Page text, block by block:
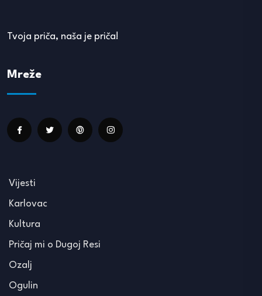
Tvoja priča, naša je priča!
Mreže
Vijesti
Karlovac
Kultura
Pričaj mi o Dugoj Resi
Ozalj
Ogulin